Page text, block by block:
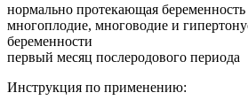
нормально протекающая беременность
многоплодие, многоводие и
беременности
первый месяц послеродового периода
Инструкция по применению: